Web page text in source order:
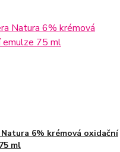
6% krémová oxidační
ml